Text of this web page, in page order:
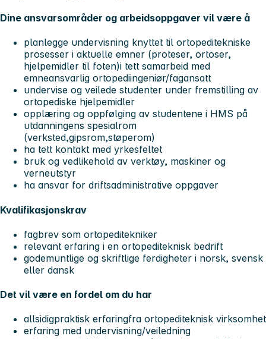
Dine ansvarsområder og arbeidsoppgaver vil være å
planlegge undervisning knyttet til ortopeditekniske
prosesser i aktuelle emner (proteser, ortoser,
hjelpemidler til foten)i tett samarbeid med
emneansvarlig ortopediingeniør/fagansatt
undervise og veilede studenter under fremstilling av
ortopediske hjelpemidler
opplæring og oppfølging av studentene i HMS på
utdanningens spesialrom
(verksted,gipsrom,støperom)
ha tett kontakt med yrkesfeltet
bruk og vedlikehold av verktøy, maskiner og
verneutstyr
ha ansvar for driftsadministrative oppgaver
Kvalifikasjonskrav
fagbrev som ortopeditekniker
relevant erfaring i en ortopediteknisk bedrift
godemuntlige og skriftlige ferdigheter i norsk, svensk
eller dansk
Det vil være en fordel om du har
allsidigpraktisk erfaringfra ortopediteknisk virksomhet
erfaring med undervisning/veiledning